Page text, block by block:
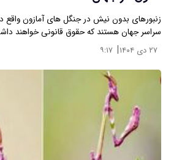
زنبورهای بدون نیش در جنگل های آمازون
سراسر جهان هستند که حقوق قانونی خواهند
۲۷ دی ۱۴۰۴ | ۹:۱۷